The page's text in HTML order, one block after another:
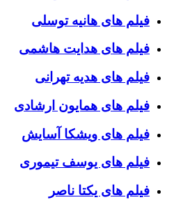
فیلم های هانیه توسلی
فیلم های هدایت هاشمی
فیلم های هدیه تهرانی
فیلم های همایون ارشادی
فیلم های ویشکا آسایش
فیلم های یوسف تیموری
فیلم های یکتا ناصر